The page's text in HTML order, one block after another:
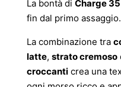
La bontà di Charge
fin dal primo assaggio.
La combinazione tra
latte, strato cremoso
croccanticrea una